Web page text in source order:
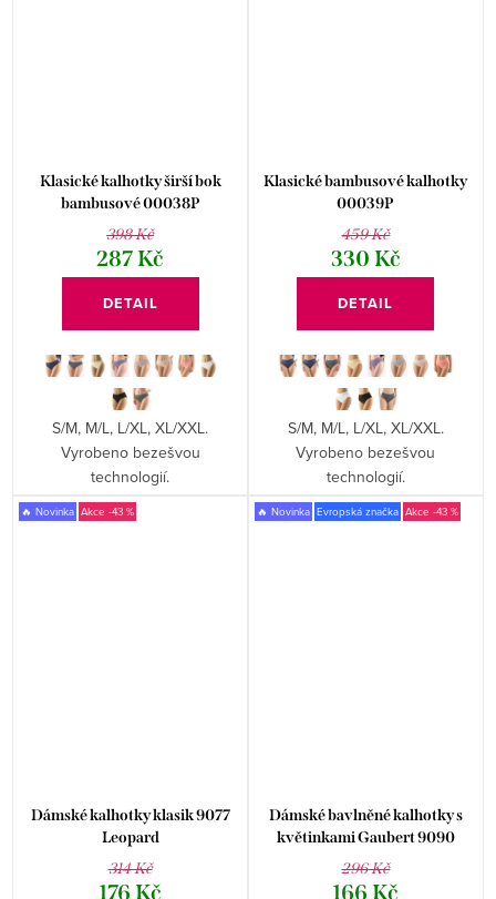
Klasické kalhotky širší bok
bambusové 00038P
398 Kč
287 Kč
DETAIL
S/M, M/L, L/XL, XL/XXL.
Vyrobeno bezešvou
technologií.
Klasické bambusové kalhotky
00039P
459 Kč
330 Kč
DETAIL
S/M, M/L, L/XL, XL/XXL.
Vyrobeno bezešvou
technologií.
🔥 Novinka -43 %
Dámské kalhotky klasik 9077
Leopard
314 Kč
176 Kč
🔥 Novinka Evropská značka -43 %
Dámské bavlněné kalhotky s
květinkami Gaubert 9090
296 Kč
166 Kč